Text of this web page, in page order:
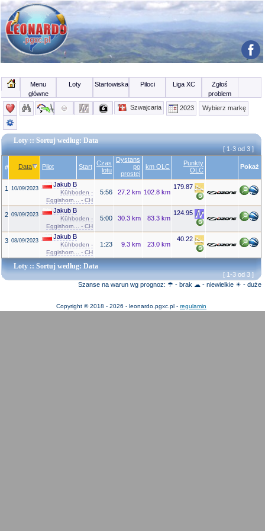
Menu
główne
Loty Startowiska Piloci Liga XC
Zgłoś
problem
Szwajcaria
2023 Wybierz markę
Loty :: Sortuj według: Data
[ 1-3 od 3 ]
# Data Pilot Start Czas
lotu
Dystans
po
prostej
km OLC
Punkty
OLC
Pokaż
1 10/09/2023
Jakub B
Kühboden -
Eggishorn... - CH
5:56 27.2 km 102.8 km
179.87
2 09/09/2023
Jakub B
Kühboden -
Eggishorn... - CH
5:00 30.3 km 83.3 km
124.95
3 08/09/2023
Jakub B
Kühboden -
Eggishorn... - CH
1:23 9.3 km 23.0 km
40.22
Loty :: Sortuj według: Data
[ 1-3 od 3 ]
Szanse na warun wg prognoz: ☂ - brak ☁ - niewielkie ☀ - duże
Copyright © 2018 - 2026 - leonardo.pgxc.pl - regulamin